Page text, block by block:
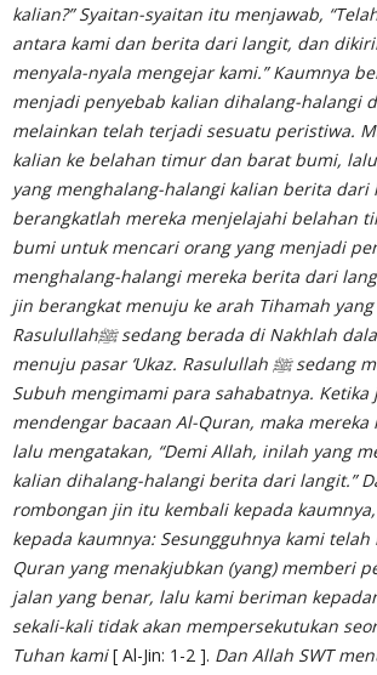
kalian?” Syaitan-syaitan itu menjawab,
antara kami dan berita dari langit, dan
menyala-nyala mengejar kami.” Kaumnya
menjadi penyebab kalian dihalang-halangi
melainkan telah terjadi sesuatu peristiwa.
kalian ke belahan timur dan barat bumi,
yang menghalang-halangi kalian berita dari
berangkatlah mereka menjelajahi belahan
bumi untuk mencari orang yang menjadi
menghalang-halangi mereka berita dari
jin berangkat menuju ke arah Tihamah
Rasulullahﷺ sedang berada di Nakhlah dalam perjalanannya
menuju pasar ‘Ukaz. Rasulullah ﷺ sedang melakukan salat
Subuh mengimami para sahabatnya.
mendengar bacaan Al-Quran, maka mereka
lalu mengatakan, “Demi Allah, inilah yang
kalian dihalang-halangi berita dari langit.”
rombongan jin itu kembali kepada
kepada kaumnya: Sesungguhnya kami
Quran yang menakjubkan (yang) memberi
jalan yang benar, lalu kami beriman
sekali-kali tidak akan mempersekutukan
Tuhan kami[ Al-Jin: 1-2 ]. Dan Allah SWT